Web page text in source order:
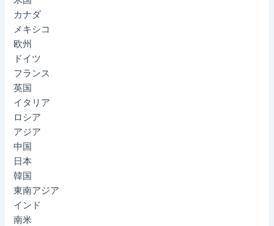
カナダ
メキシコ
欧州
ドイツ
フランス
英国
イタリア
ロシア
アジア
中国
日本
韓国
東南アジア
インド
南米